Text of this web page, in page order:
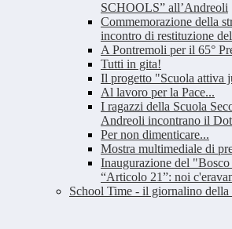
SCHOOLS” all’Andreoli
Commemorazione della
incontro di restituzione
A Pontremoli per il 65°
Tutti in gita!
Il progetto "Scuola attiva
Al lavoro per la Pace...
I ragazzi della Scuola
Andreoli incontrano il
Per non dimenticare...
Mostra multimediale di
Inaugurazione del
“Articolo 21”: noi
School Time - il giornalino della